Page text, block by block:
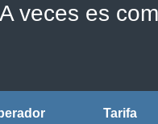
A veces es
Tarifa